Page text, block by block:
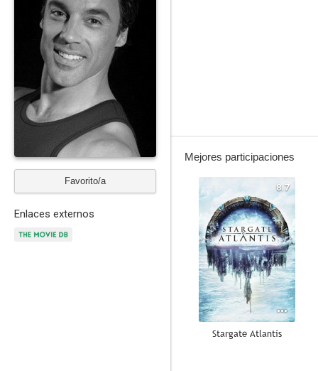
Favorito/a
Enlaces externos
Mejores participaciones
8.7
Stargate Atlantis